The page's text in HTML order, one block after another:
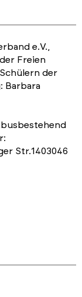
e.V.,
Freien
der
Barbara
Str.1403046